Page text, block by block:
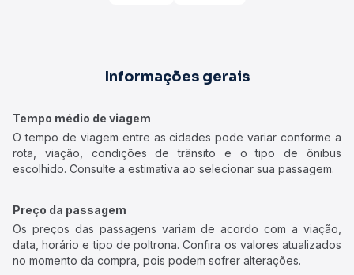
Informações gerais
Tempo médio de viagem
O tempo de viagem entre as cidades pode variar conforme a
rota, viação, condições de trânsito e o tipo de ônibus
escolhido. Consulte a estimativa ao selecionar sua passagem.
Preço da passagem
Os preços das passagens variam de acordo com a viação,
data, horário e tipo de poltrona. Confira os valores atualizados
no momento da compra, pois podem sofrer alterações.